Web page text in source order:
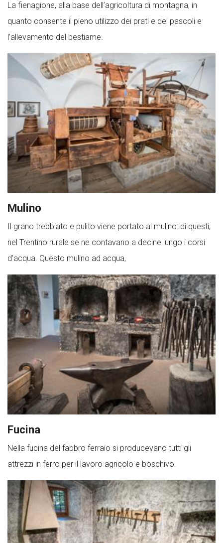
La fienagione, alla base dell’agricoltura di montagna, in
quanto consente il pieno utilizzo dei prati e dei pascoli e
l’allevamento del bestiame.
Mulino
Il grano trebbiato e pulito viene portato al mulino: di questi,
nel Trentino rurale se ne contavano a decine lungo i corsi
d’acqua. Questo mulino ad acqua,
Fucina
Nella fucina del fabbro ferraio si producevano tutti gli
attrezzi in ferro per il lavoro agricolo e boschivo.